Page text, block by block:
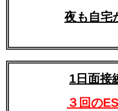
夜も自宅
1日面接
３回の